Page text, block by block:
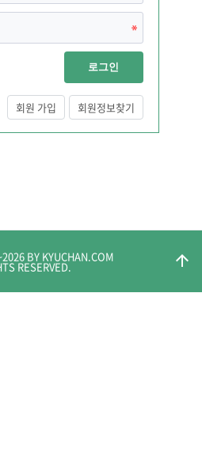
로그인
회원 가입 회원정보찾기
arrow_upward
2026 BY KYUCHAN.COM
RESERVED.